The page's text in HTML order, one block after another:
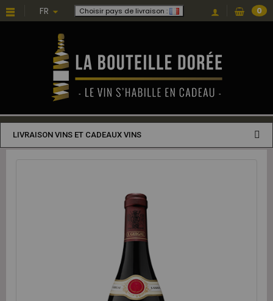
FR Choisir pays de livraison : 0
LIVRAISON VINS ET CADEAUX VINS